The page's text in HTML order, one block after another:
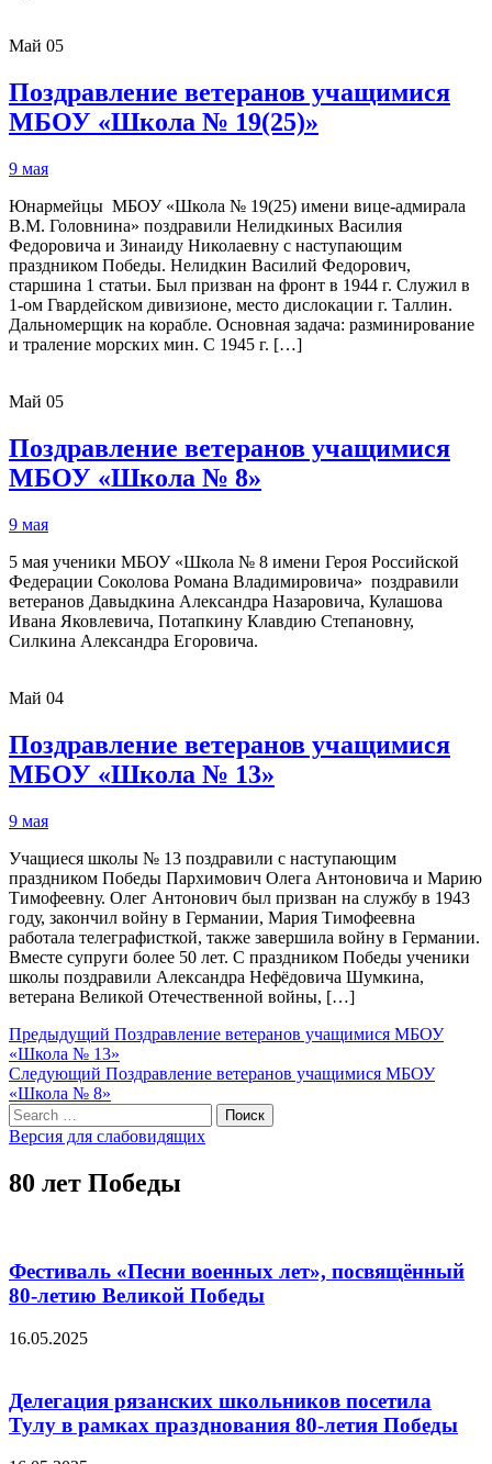
Май 05
Поздравление ветеранов учащимися
МБОУ «Школа № 19(25)»
9 мая
Юнармейцы МБОУ «Школа № 19(25) имени вице-адмирала
В.М. Головнина» поздравили Нелидкиных Василия
Федоровича и Зинаиду Николаевну с наступающим
праздником Победы. Нелидкин Василий Федорович,
старшина 1 статьи. Был призван на фронт в 1944 г. Служил в
1-ом Гвардейском дивизионе, место дислокации г. Таллин.
Дальномерщик на корабле. Основная задача: разминирование
и траление морских мин. С 1945 г. […]
Май 05
Поздравление ветеранов учащимися
МБОУ «Школа № 8»
9 мая
5 мая ученики МБОУ «Школа № 8 имени Героя Российской
Федерации Соколова Романа Владимировича» поздравили
ветеранов Давыдкина Александра Назаровича, Кулашова
Ивана Яковлевича, Потапкину Клавдию Степановну,
Силкина Александра Егоровича.
Май 04
Поздравление ветеранов учащимися
МБОУ «Школа № 13»
9 мая
Учащиеся школы № 13 поздравили с наступающим
праздником Победы Пархимович Олега Антоновича и Марию
Тимофеевну. Олег Антонович был призван на службу в 1943
году, закончил войну в Германии, Мария Тимофеевна
работала телеграфисткой, также завершила войну в Германии.
Вместе супруги более 50 лет. С праздником Победы ученики
школы поздравили Александра Нефёдовича Шумкина,
ветерана Великой Отечественной войны, […]
Навигация
по
записям
Предыдущий Предыдущий
пост:
Поздравление ветеранов учащимися МБОУ
«Школа № 13»
Следующий Следующий
пост:
Поздравление ветеранов учащимися МБОУ
«Школа № 8»
Search
for:
Поиск
Версия для слабовидящих
80 лет Победы
Фестиваль «Песни военных лет», посвящённый
80-летию Великой Победы
16.05.2025
Делегация рязанских школьников посетила
Тулу в рамках празднования 80-летия Победы